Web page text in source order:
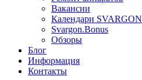
Вакансии
Календари SVARGON
Svargon.Bonus
Обзоры
Блог
Информация
Контакты